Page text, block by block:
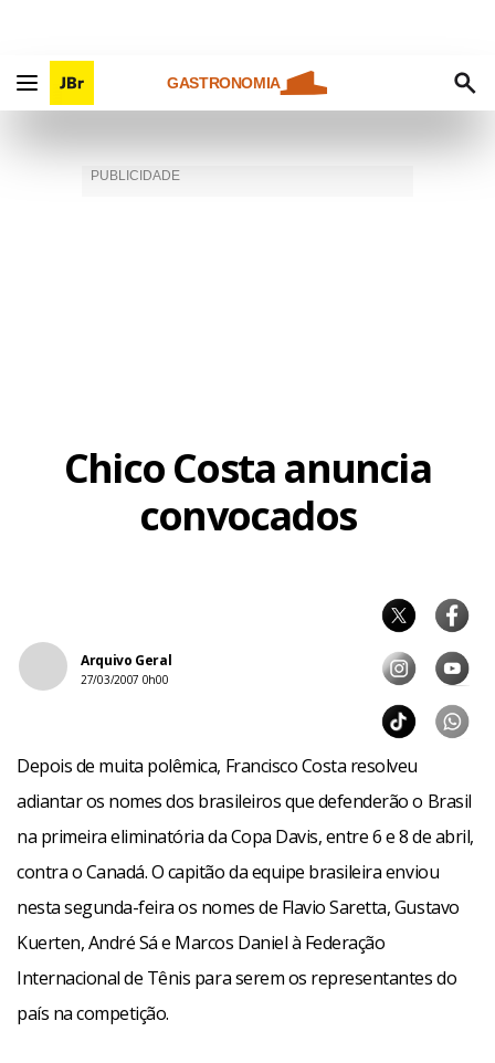
GASTRONOMIA
Chico Costa anuncia
convocados
Arquivo Geral
27/03/2007 0h00
Depois de muita polêmica, Francisco Costa resolveu
adiantar os nomes dos brasileiros que defenderão o Brasil
na primeira eliminatória da Copa Davis, entre 6 e 8 de abril,
contra o Canadá. O capitão da equipe brasileira enviou
nesta segunda-feira os nomes de Flavio Saretta, Gustavo
Kuerten, André Sá e Marcos Daniel à Federação
Internacional de Tênis para serem os representantes do
país na competição.